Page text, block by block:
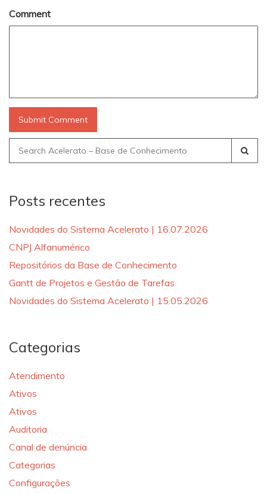
Comment
Search
for:
Posts recentes
Novidades do Sistema Acelerato | 16.07.2026
CNPJ Alfanumérico
Repositórios da Base de Conhecimento
Gantt de Projetos e Gestão de Tarefas
Novidades do Sistema Acelerato | 15.05.2026
Categorias
Atendimento
Ativos
Ativos
Auditoria
Canal de denúncia
Categorias
Configurações